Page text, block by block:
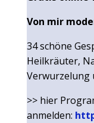
Von mir
34 schöne
Heilkräuter,
Verwurzelung
>> hier
anmelden: